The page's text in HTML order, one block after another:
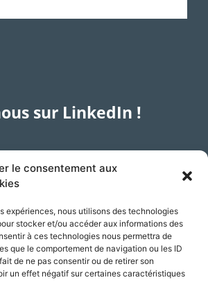
le consentement aux
expériences, nous utilisons des technologies
stocker et/ou accéder aux informations des
à ces technologies nous permettra de
que le comportement de navigation ou les ID
de ne pas consentir ou de retirer son
un effet négatif sur certaines caractéristiques
sur LinkedIn !
Accès
– Courbevoie 13
la-Neuve